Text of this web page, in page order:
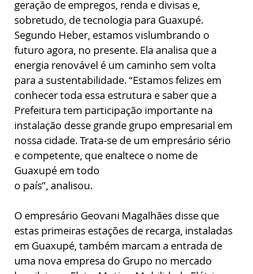
geração de empregos, renda e divisas e,
sobretudo, de tecnologia para Guaxupé.
Segundo Heber, estamos vislumbrando o
futuro agora, no presente. Ela analisa que a
energia renovável é um caminho sem volta
para a sustentabilidade. “Estamos felizes em
conhecer toda essa estrutura e saber que a
Prefeitura tem participação importante na
instalação desse grande grupo empresarial em
nossa cidade. Trata-se de um empresário sério
e competente, que enaltece o nome de
Guaxupé em todo
o país”, analisou.
O empresário Geovani Magalhães disse que
estas primeiras estações de recarga, instaladas
em Guaxupé, também marcam a entrada de
uma nova empresa do Grupo no mercado